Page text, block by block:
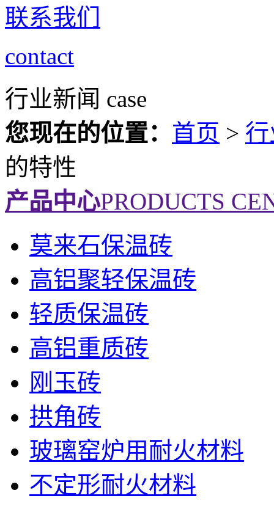
联系我们
contact
行业新闻 case
您现在的位置： 首页 >
的特性
产品中心PRODUCTS
莫来石保温砖
高铝聚轻保温砖
轻质保温砖
高铝重质砖
刚玉砖
拱角砖
玻璃窑炉用耐火材料
不定形耐火材料